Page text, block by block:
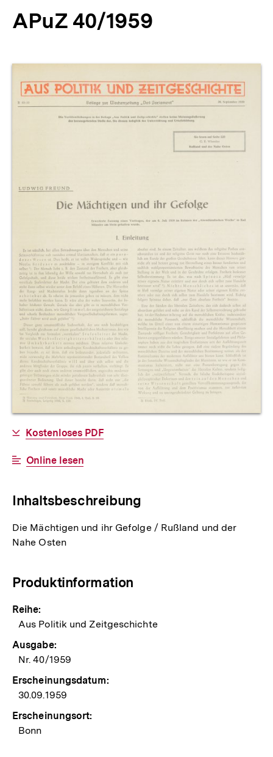
APuZ 40/1959
Allgemeine
Informationen
Download-
Kostenloses PDF
Interner
Online lesen
Inhaltsbeschreibung
Die Mächtigen und ihr Gefolge / Rußland und der
Nahe Osten
Produktinformation
Reihe:
Aus Politik und Zeitgeschichte
Ausgabe:
Nr. 40/1959
Erscheinungsdatum:
30.09.1959
Erscheinungsort:
Bonn